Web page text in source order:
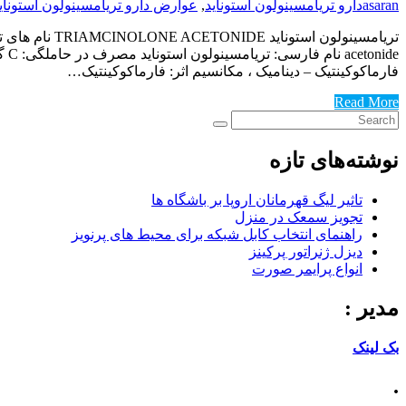
asaranدارو تریامسینولون استوناید, عوارض دارو تریامسینولون
فارماکوکینتیک – دینامیک ، مکانسیم اثر: فارماکوکینتیک…
Read More
نوشته‌های تازه
تاثیر لیگ قهرمانان اروپا بر باشگاه ها
تجویز سمعک در منزل
راهنمای انتخاب کابل شبکه برای محیط های پرنویز
دیزل ژنراتور پرکینز
انواع پرایمر صورت
مدیر :
بک لینک
.